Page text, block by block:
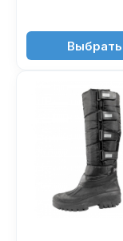
6'850 ₽Выбрать